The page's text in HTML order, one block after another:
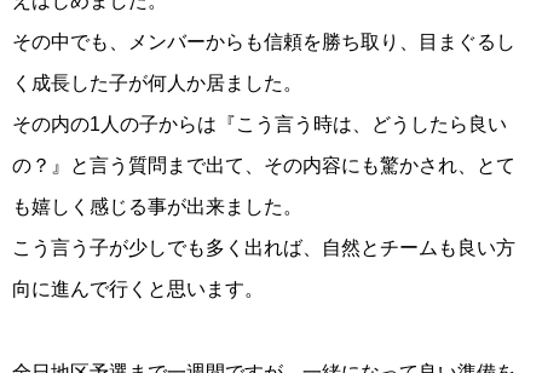
その中でも、メンバーからも信頼を勝ち取り、目まぐるし
く成長した子が何人か居ました。
その内の1人の子からは『こう言う時は、どうしたら良い
の？』と言う質問まで出て、その内容にも驚かされ、とて
も嬉しく感じる事が出来ました。
こう言う子が少しでも多く出れば、自然とチームも良い方
向に進んで行くと思います。